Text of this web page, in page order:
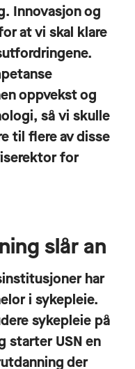
Innovasjon og
at vi skal klare
oppvekst og
så vi skulle
til flere av disse
for
slår an
har
i sykepleie.
sykepleie på
starter USN en
der